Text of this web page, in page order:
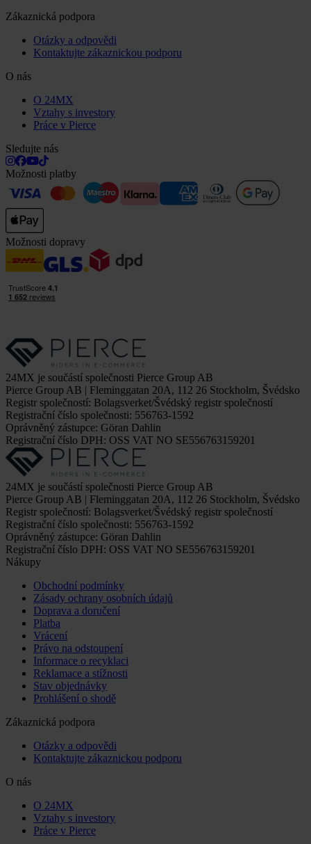
Zákaznická podpora
Otázky a odpovědi
Kontaktujte zákaznickou podporu
O nás
O 24MX
Vztahy s investory
Práce v Pierce
Sledujte nás
Možnosti platby
Možnosti dopravy
24MX je součástí společnosti Pierce Group AB
Pierce Group AB | Fleminggatan 20A, 112 26 Stockholm, Švédsko
Registr společností: Bolagsverket/Švédský registr společností
Registrační číslo společnosti: 556763-1592
Oprávněný zástupce: Göran Dahlin
Registrační číslo DPH: OSS VAT NO SE556763159201
24MX je součástí společnosti Pierce Group AB
Pierce Group AB | Fleminggatan 20A, 112 26 Stockholm, Švédsko
Registr společností: Bolagsverket/Švédský registr společností
Registrační číslo společnosti: 556763-1592
Oprávněný zástupce: Göran Dahlin
Registrační číslo DPH: OSS VAT NO SE556763159201
Nákupy
Obchodní podmínky
Zásady ochrany osobních údajů
Doprava a doručení
Platba
Vrácení
Právo na odstoupení
Informace o recyklaci
Reklamace a stížnosti
Stav objednávky
Prohlášení o shodě
Zákaznická podpora
Otázky a odpovědi
Kontaktujte zákaznickou podporu
O nás
O 24MX
Vztahy s investory
Práce v Pierce